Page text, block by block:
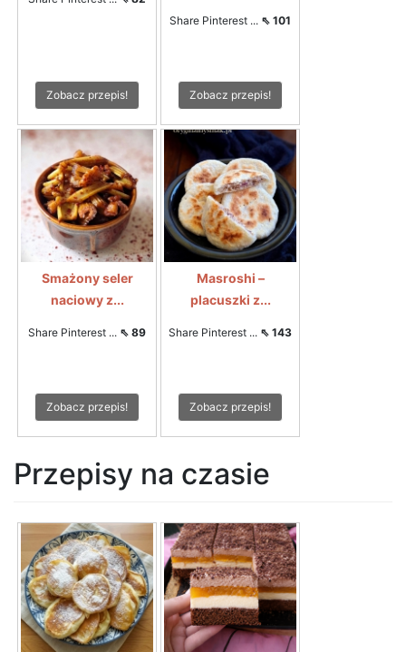
Zobacz przepis!
Share Pinterest ... ⇖ 101
Zobacz przepis!
Smażony seler
naciowy z...
Share Pinterest ... ⇖ 89
Zobacz przepis!
Masroshi –
placuszki z...
Share Pinterest ... ⇖ 143
Zobacz przepis!
Przepisy na czasie